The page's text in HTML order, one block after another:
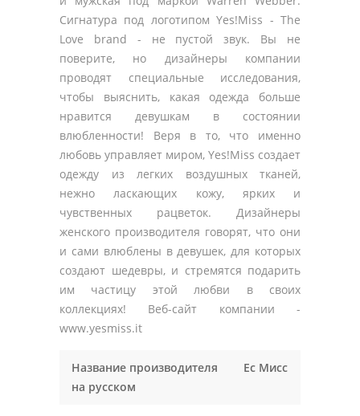
Сигнатура под логотипом Yes!Miss - The
Love brand - не пустой звук. Вы не
поверите, но дизайнеры компании
проводят специальные исследования,
чтобы выяснить, какая одежда больше
нравится девушкам в состоянии
влюбленности! Веря в то, что именно
любовь управляет миром, Yes!Miss создает
одежду из легких воздушных тканей,
нежно ласкающих кожу, ярких и
чувственных рацветок. Дизайнеры
женского производителя говорят, что они
и сами влюблены в девушек, для которых
создают шедевры, и стремятся подарить
им частицу этой любви в своих
коллекциях! Веб-сайт компании -
www.yesmiss.it
Название производителя
на русском
Ес Мисс